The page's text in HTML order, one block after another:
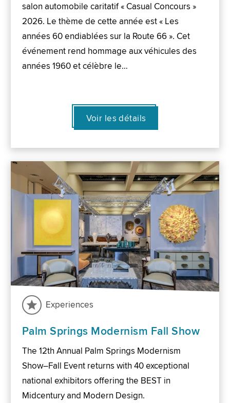
salon automobile caritatif « Casual Concours »
2026. Le thème de cette année est « Les
années 60 endiablées sur la Route 66 ». Cet
événement rend hommage aux véhicules des
années 1960 et célèbre le…
Voir les détails
Experiences
Palm Springs Modernism Fall Show
The 12th Annual Palm Springs Modernism
Show–Fall Event returns with 40 exceptional
national exhibitors offering the BEST in
Midcentury and Modern Design.